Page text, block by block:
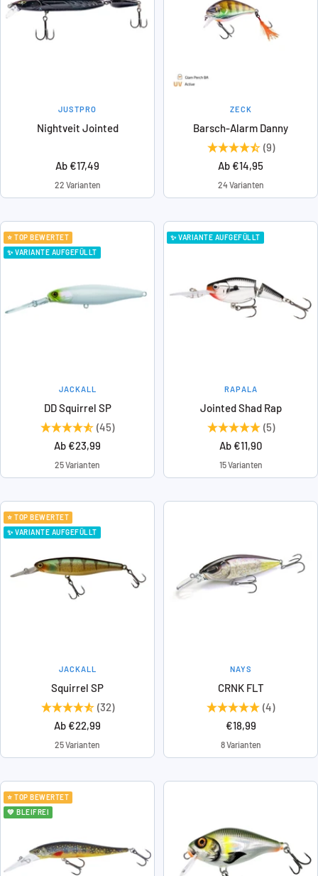
JUSTPRO
Nightveit Jointed
Angebotspreis
Ab €17,49
22 Varianten
ZECK
Barsch-Alarm Danny
(9)
Angebotspreis
Ab €14,95
24 Varianten
⭐ TOP BEWERTET
✨ VARIANTE AUFGEFÜLLT
JACKALL
DD Squirrel SP
(45)
Angebotspreis
Ab €23,99
25 Varianten
✨ VARIANTE AUFGEFÜLLT
RAPALA
Jointed Shad Rap
(5)
Angebotspreis
Ab €11,90
15 Varianten
⭐ TOP BEWERTET
✨ VARIANTE AUFGEFÜLLT
JACKALL
Squirrel SP
(32)
Angebotspreis
Ab €22,99
25 Varianten
NAYS
CRNK FLT
(4)
Angebotspreis
€18,99
8 Varianten
⭐ TOP BEWERTET
💚 BLEIFREI